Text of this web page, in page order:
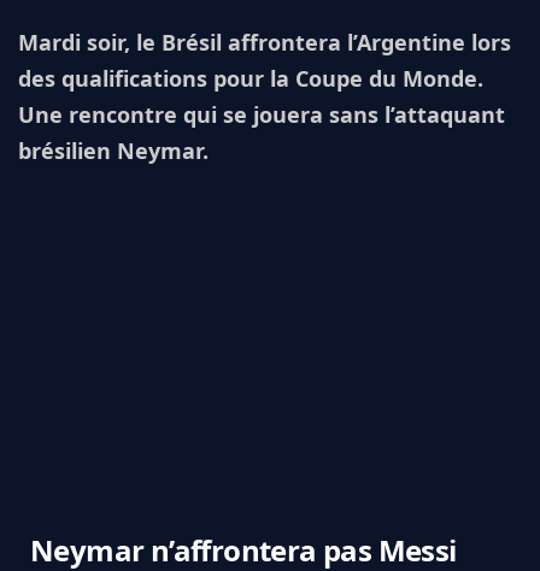
Mardi soir, le Brésil affrontera l’Argentine lors
des qualifications pour la Coupe du Monde.
Une rencontre qui se jouera sans l’attaquant
brésilien Neymar.
Neymar n’affrontera pas Messi